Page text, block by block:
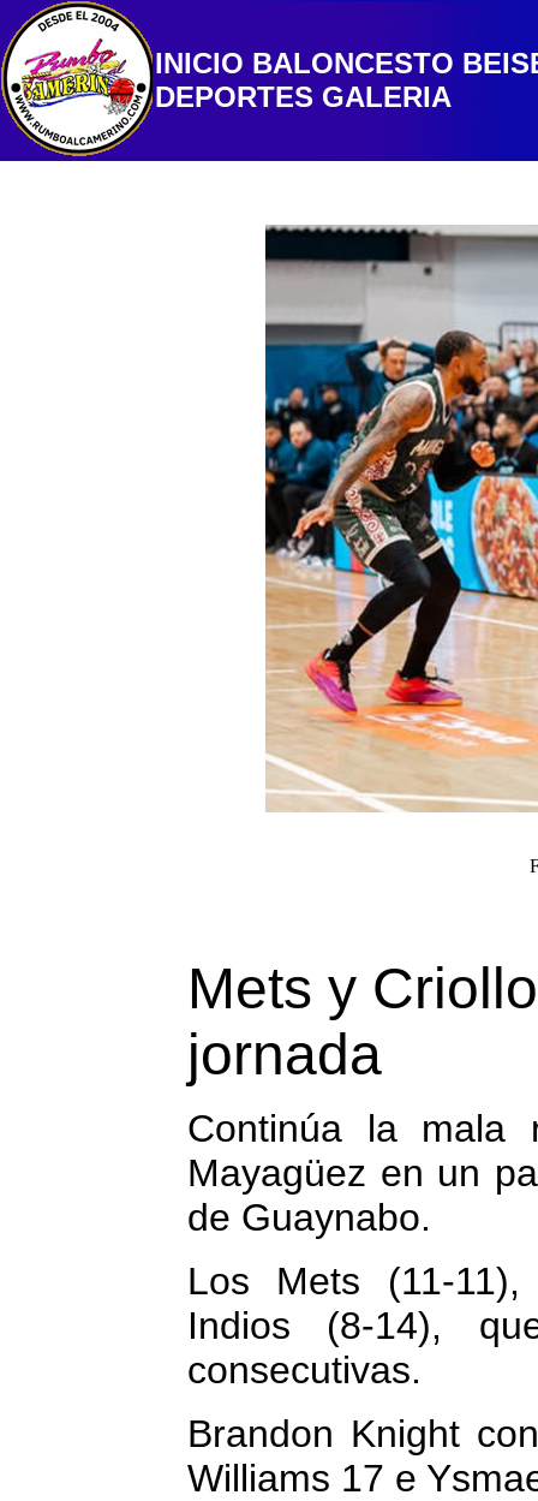
INICIO BALONCESTO
DEPORTES GALERIA
Mets y
jornada
Continúa la mala
Mayagüez en un
de Guaynabo.
Los Mets (11-
Indios (8-14),
consecutivas.
Brandon Knight
Williams 17 e